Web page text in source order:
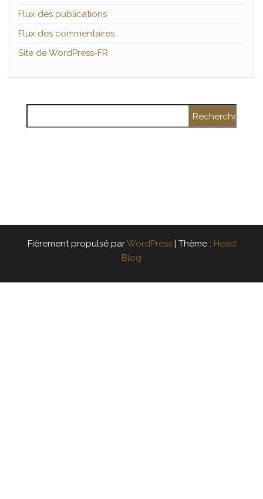
Flux des publications
Flux des commentaires
Site de WordPress-FR
Fièrement propulsé parWordPress | Thème : Head
Blog